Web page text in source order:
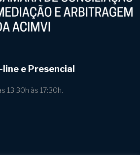
e Presencial
13:30h às 17:30h.